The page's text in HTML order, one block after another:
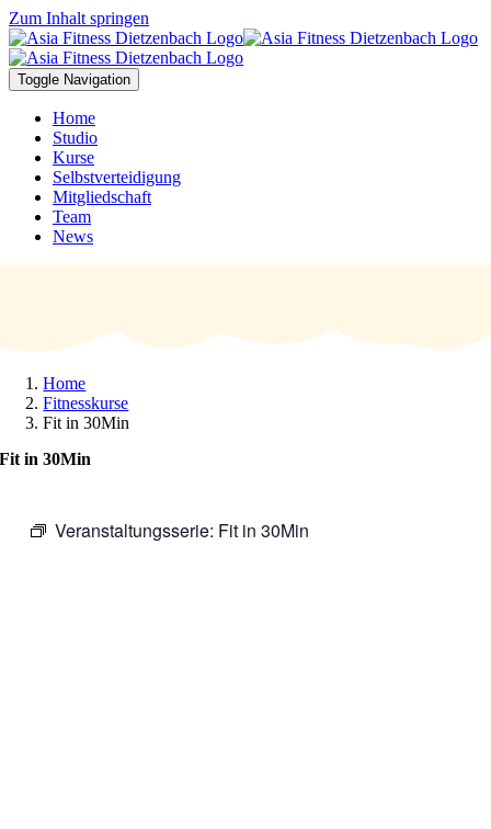
Zum Inhalt springen
Toggle Navigation
Home
Studio
Kurse
Selbstverteidigung
Mitgliedschaft
Team
News
Home
Fitnesskurse
Fit in 30Min
Fit in 30Min
Veranstaltungsserie: Fit in 30Min